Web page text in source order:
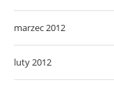
marzec 2012
luty 2012